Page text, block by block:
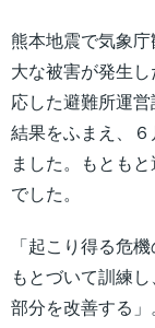
熊本地震で気象
大な被害が発生
応した避難所運
結果をふまえ、
ました。もとも
でした。
「起こり得る危
もとづいて訓練
部分を改善する